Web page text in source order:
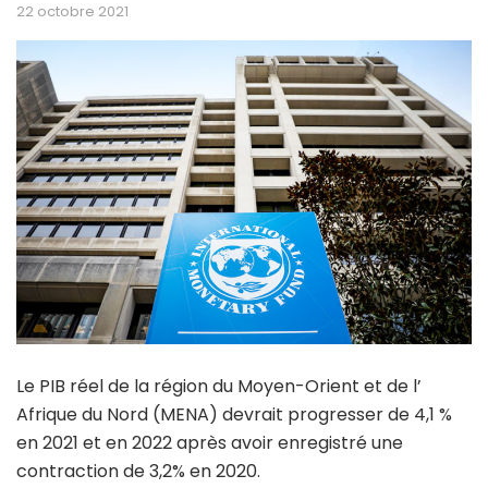
22 octobre 2021
Le PIB réel de la région du Moyen-Orient et de l’
Afrique du Nord (MENA) devrait progresser de 4,1 %
en 2021 et en 2022 après avoir enregistré une
contraction de 3,2% en 2020.